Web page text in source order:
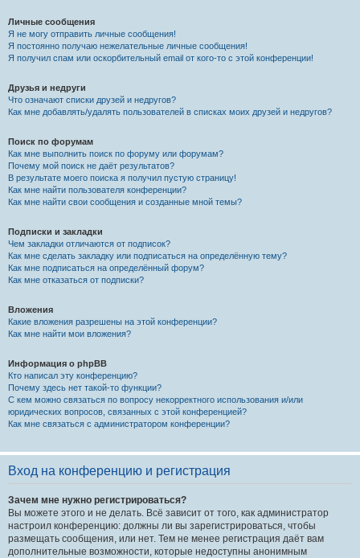
Личные сообщения
Я не могу отправить личные сообщения!
Я постоянно получаю нежелательные личные сообщения!
Я получил спам или оскорбительный email от кого-то с этой конференции!
Друзья и недруги
Что означают списки друзей и недругов?
Как мне добавлять/удалять пользователей в списках моих друзей и недругов?
Поиск по форумам
Как мне выполнить поиск по форуму или форумам?
Почему мой поиск не даёт результатов?
В результате моего поиска я получил пустую страницу!
Как мне найти пользователя конференции?
Как мне найти свои сообщения и созданные мной темы?
Подписки и закладки
Чем закладки отличаются от подписок?
Как мне сделать закладку или подписаться на определённую тему?
Как мне подписаться на определённый форум?
Как мне отказаться от подписки?
Вложения
Какие вложения разрешены на этой конференции?
Как мне найти мои вложения?
Информация о phpBB
Кто написал эту конференцию?
Почему здесь нет такой-то функции?
С кем можно связаться по вопросу некорректного использования и/или
юридических вопросов, связанных с этой конференцией?
Как мне связаться с администратором конференции?
Вход на конференцию и регистрация
Зачем мне нужно регистрироваться?
Вы можете этого и не делать. Всё зависит от того, как администратор
настроил конференцию: должны ли вы зарегистрироваться, чтобы
размещать сообщения, или нет. Тем не менее регистрация даёт вам
дополнительные возможности, которые недоступны анонимным